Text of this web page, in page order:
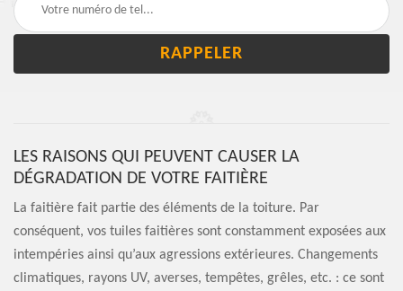
LES RAISONS QUI PEUVENT CAUSER LA
DÉGRADATION DE VOTRE FAITIÈRE
La faitière fait partie des éléments de la toiture. Par
conséquent, vos tuiles faitières sont constamment exposées aux
intempéries ainsi qu’aux agressions extérieures. Changements
climatiques, rayons UV, averses, tempêtes, grêles, etc. : ce sont